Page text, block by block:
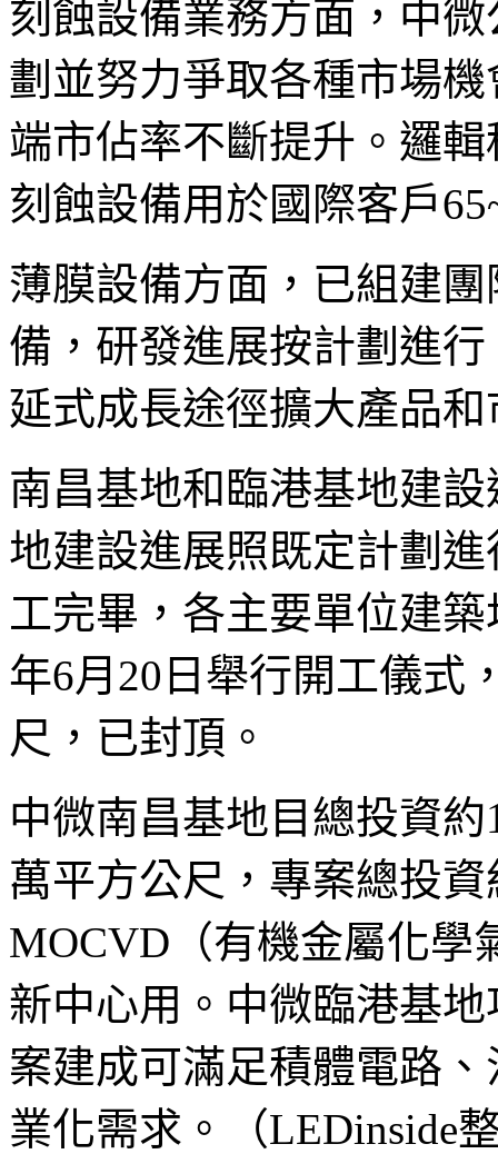
刻蝕設備業務方面，中
劃並努力爭取各種市場
端市佔率不斷提升。邏
刻蝕設備用於國際客戶
薄膜設備方面，已組建
備，研發進展按計劃進
延式成長途徑擴大產品
南昌基地和臨港基地建
地建設進展照既定計劃
工完畢，各主要單位建
年6月20日舉行開工儀式
尺，已封頂。
中微南昌基地目總投資
萬平方公尺，專案總投
MOCVD（有機金屬化學
新中心用。中微臨港基
案建成可滿足積體電路
業化需求。（LEDinside